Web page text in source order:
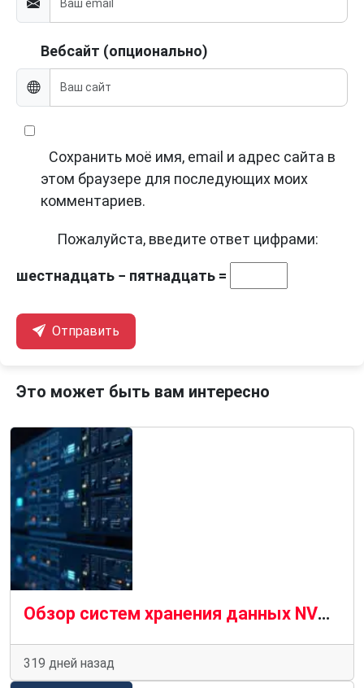
Вебсайт (опционально)
Сохранить моё имя, email и адрес сайта в
этом браузере для последующих моих
комментариев.
Пожалуйста, введите ответ цифрами:
шестнадцать − пятнадцать =
Отправить
Это может быть вам интересно
Обзор систем хранения данных NVMe: технологии, архитектура и перспективы
319 дней назад